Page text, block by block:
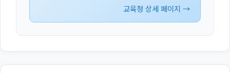
교육청 상세 페이지 →